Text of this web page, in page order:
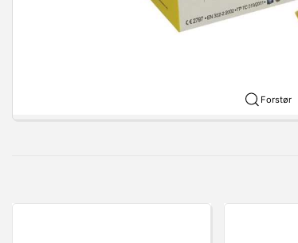
Forstør